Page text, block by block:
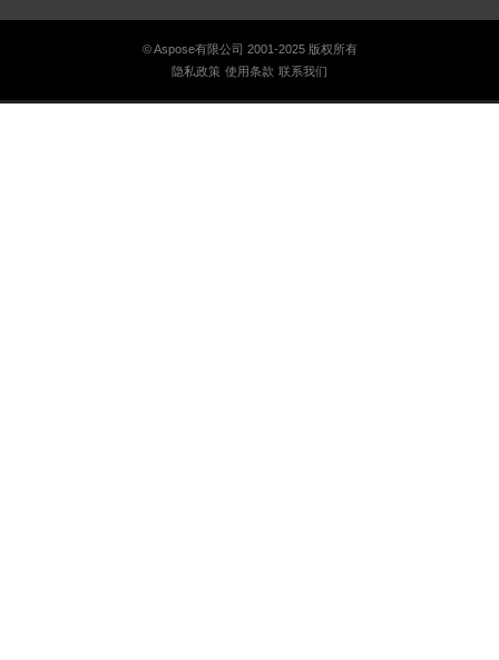
©Aspose有限公司 2001-2025 版权所有
隐私政策 使用条款 联系我们